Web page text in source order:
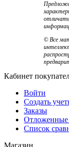
© Все
Кабинет
Войти
Создать
Заказы
Отложенные
Список